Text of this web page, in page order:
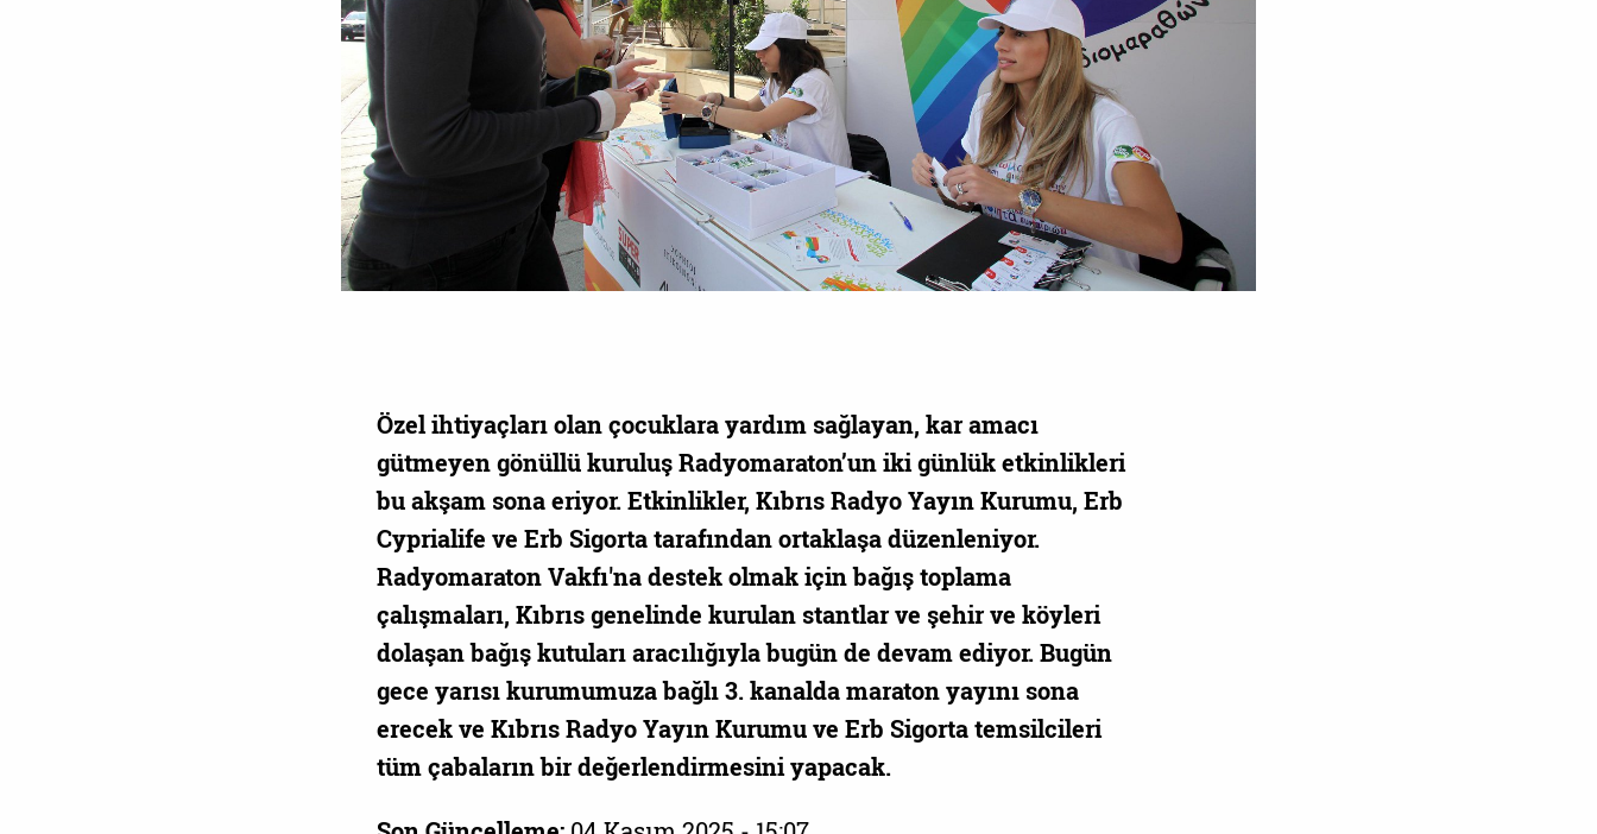
Özel ihtiyaçları olan çocuklara yardım sağlayan, kar amacı
gütmeyen gönüllü kuruluş Radyomaraton’un iki günlük etkinlikleri
bu akşam sona eriyor. Etkinlikler, Kıbrıs Radyo Yayın Kurumu, Erb
Cyprialife ve Erb Sigorta tarafından ortaklaşa düzenleniyor.
Radyomaraton Vakfı'na destek olmak için bağış toplama
çalışmaları, Kıbrıs genelinde kurulan stantlar ve şehir ve köyleri
dolaşan bağış kutuları aracılığıyla bugün de devam ediyor. Bugün
gece yarısı kurumumuza bağlı 3. kanalda maraton yayını sona
erecek ve Kıbrıs Radyo Yayın Kurumu ve Erb Sigorta temsilcileri
tüm çabaların bir değerlendirmesini yapacak.